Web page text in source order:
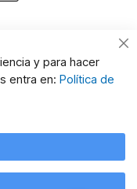
y para hacer
entra en: Política de